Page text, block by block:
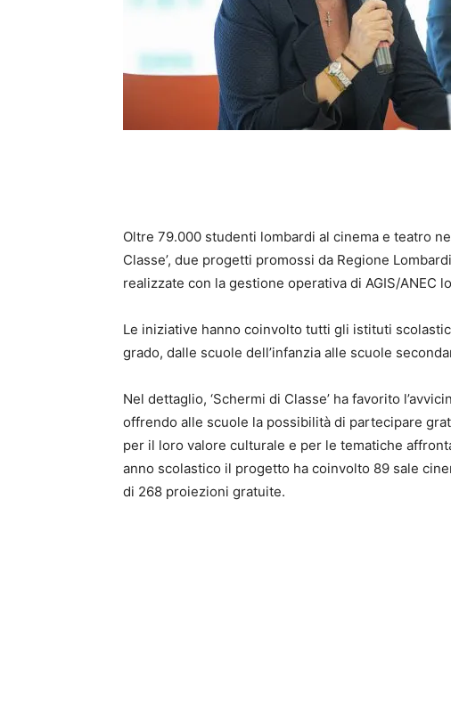
Oltre 79.000 studenti lombardi al cinema e teatro
Classe’, due progetti promossi da Regione
realizzate con la gestione operativa di AGIS/ANEC
Le iniziative hanno coinvolto tutti gli istituti
grado, dalle scuole dell’infanzia alle scuole
Nel dettaglio, ‘Schermi di Classe’ ha favorito
offrendo alle scuole la possibilità di partecipare
per il loro valore culturale e per le tematiche
anno scolastico il progetto ha coinvolto 89 sale
di 268 proiezioni gratuite.